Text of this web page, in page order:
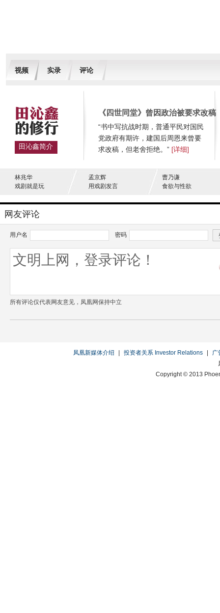
视频 实录 评论
田沁鑫简介
《四世同堂》曾因政治被要求改稿
“书中写抗战时期，普通平民对国民
党政府有期许，建国后周恩来曾要
求改稿，但老舍拒绝。” [详细]
林兆华
戏剧就是玩
孟京辉
用戏剧发言
曹乃谦
食欲与性欲
网友评论
用户名 密码
所有评论仅代表网友意见，凤凰网保持中立
凤凰新媒体介绍 投资者关系 Investor Relations
广
Copyright © 2013